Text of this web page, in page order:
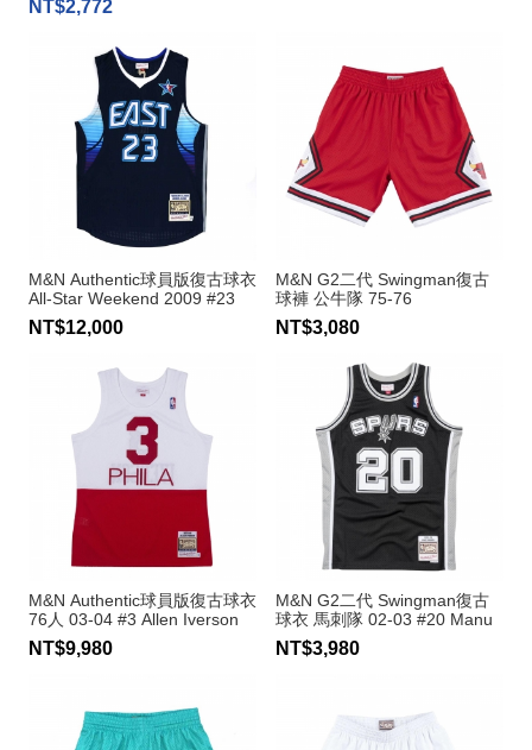
NT$2,772
M&N Authentic球員版復古球衣
All-Star Weekend 2009 #23
LeBron James
NT$12,000
M&N G2二代 Swingman復古
球褲 公牛隊 75-76
NT$3,080
M&N Authentic球員版復古球衣
76人 03-04 #3 Allen Iverson
NT$9,980
M&N G2二代 Swingman復古
球衣 馬刺隊 02-03 #20 Manu
Ginobili
NT$3,980